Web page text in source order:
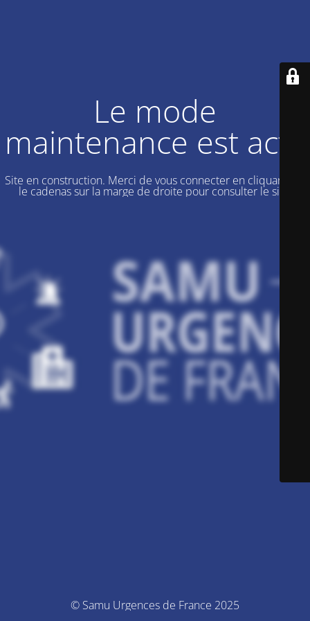
Le mode
maintenance est actif
Site en construction. Merci de vous connecter en cliquant sur
le cadenas sur la marge de droite pour consulter le site.
© Samu Urgences de France 2025